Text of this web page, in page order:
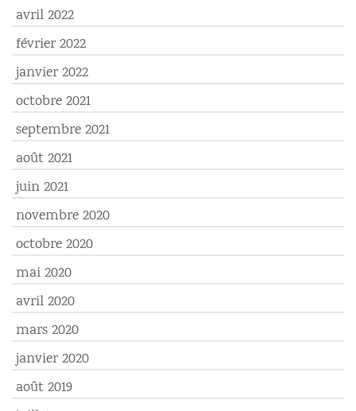
avril 2022
février 2022
janvier 2022
octobre 2021
septembre 2021
août 2021
juin 2021
novembre 2020
octobre 2020
mai 2020
avril 2020
mars 2020
janvier 2020
août 2019